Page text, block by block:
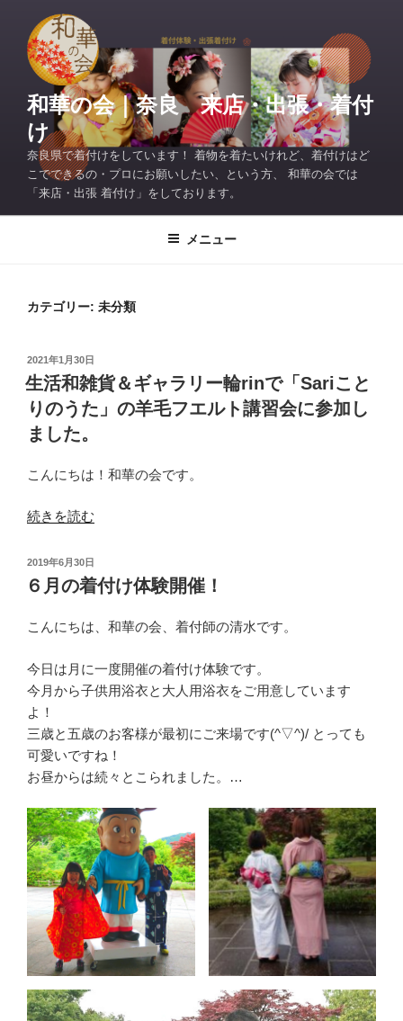
和華の会｜奈良 来店・出張・着付
け
奈良県で着付けをしています！ 着物を着たいけれど、着付けはど
こでできるの・プロにお願いしたい、という方、 和華の会では
「来店・出張 着付け」をしております。
メニュー
カテゴリー: 未分類
投
稿
日:
2021年1月30日
生活和雑貨＆ギャラリー輪rinで「Sariこと
りのうた」の羊毛フエルト講習会に参加し
ました。
こんにちは！和華の会です。
“生
和
雑
＆
ャ
ラ
リ
ー
輪
rin
「Sari
こ
と
り
う
た」
の
羊
毛
続きを読む
投
稿
日:
2019年6月30日
６月の着付け体験開催！
こんにちは、和華の会、着付師の清水です。
今日は月に一度開催の着付け体験です。
今月から子供用浴衣と大人用浴衣をご用意しています
よ！
三歳と五歳のお客様が最初にご来場です(^▽^)/ とっても
可愛いですね！
お昼からは続々とこられました。…